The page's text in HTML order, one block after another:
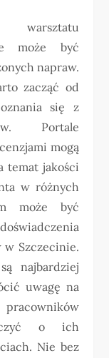
może być
napraw.
zacząć od
się z
Portale
mogą
temat jakości
w różnych
może być
w Szczecinie.
najbardziej
uwagę na
o ich
Nie bez